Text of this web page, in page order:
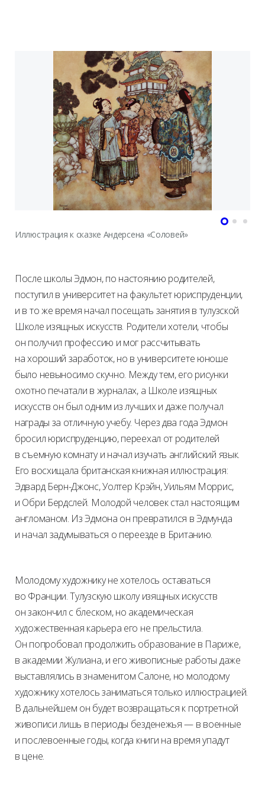
Иллюстрация к сказке Андерсена «Соловей»
После школы Эдмон, по настоянию родителей,
поступил в университет на факультет юриспруденции,
и в то же время начал посещать занятия в тулузской
Школе изящных искусств. Родители хотели, чтобы
он получил профессию и мог рассчитывать
на хороший заработок, но в университете юноше
было невыносимо скучно. Между тем, его рисунки
охотно печатали в журналах, а Школе изящных
искусств он был одним из лучших и даже получал
награды за отличную учебу. Через два года Эдмон
бросил юриспруденцию, переехал от родителей
в съемную комнату и начал изучать английский язык.
Его восхищала британская книжная иллюстрация:
Эдвард Берн-Джонс, Уолтер Крэйн, Уильям Моррис,
и Обри Бердслей. Молодой человек стал настоящим
англоманом. Из Эдмона он превратился в Эдмунда
и начал задумываться о переезде в Британию.
Молодому художнику не хотелось оставаться
во Франции. Тулузскую школу изящных искусств
он закончил с блеском, но академическая
художественная карьера его не прельстила.
Он попробовал продолжить образование в Париже,
в академии Жулиана, и его живописные работы даже
выставлялись в знаменитом Салоне, но молодому
художнику хотелось заниматься только иллюстрацией.
В дальнейшем он будет возвращаться к портретной
живописи лишь в периоды безденежья — в военные
и послевоенные годы, когда книги на время упадут
в цене.